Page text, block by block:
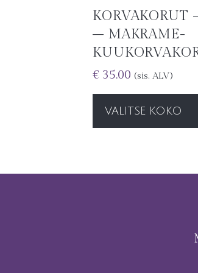
– MAKRAME-
€ 35.00 (sis. ALV)
VALITSE KOKO